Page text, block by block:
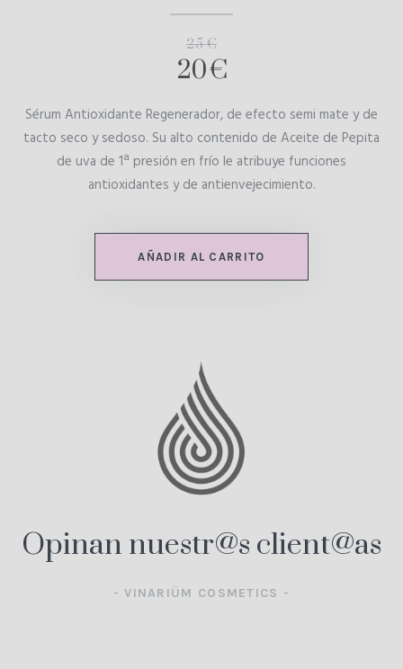
25 €
20 €
Sérum Antioxidante Regenerador, de efecto semi mate y de
tacto seco y sedoso. Su alto contenido de Aceite de Pepita
de uva de 1ª presión en frío le atribuye funciones
antioxidantes y de antienvejecimiento.
AÑADIR AL CARRITO
Opinan nuestr@s client@as
- VINARIÜM COSMETICS -